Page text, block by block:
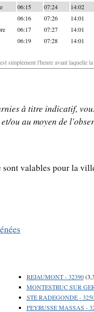
06:15 07:24 14:02
06:16 07:26 14:01
06:17 07:27 14:01
06:19 07:28 14:01
simplement l'heure avant laquelle
à titre indicatif,
ou au moyen de
sont valables pour la
REJAUMONT - 32390
MONTESTRUC SUR
STE RADEGONDE -
PEYRUSSE MASSAS -